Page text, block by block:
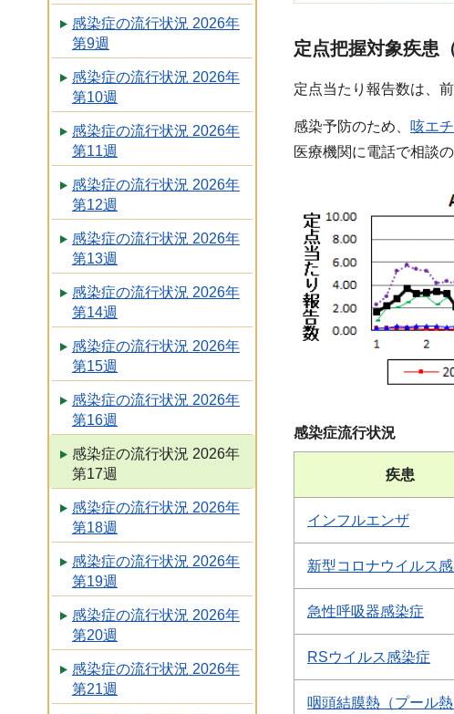
感染症の流行状況 2026年
第9週
感染症の流行状況 2026年
第10週
感染症の流行状況 2026年
第11週
感染症の流行状況 2026年
第12週
感染症の流行状況 2026年
第13週
感染症の流行状況 2026年
第14週
感染症の流行状況 2026年
第15週
感染症の流行状況 2026年
第16週
感染症の流行状況 2026年
第17週
感染症の流行状況 2026年
第18週
感染症の流行状況 2026年
第19週
感染症の流行状況 2026年
第20週
感染症の流行状況 2026年
第21週
定点把握対象疾患
定点当たり報告数は、
感染予防のため、 咳エ
医療機関に電話で相談
感染症流行状況
疾患
インフルエンザ
新型コロナウイルス
急性呼吸器感染症
RSウイルス感染症
咽頭結膜熱（プール熱